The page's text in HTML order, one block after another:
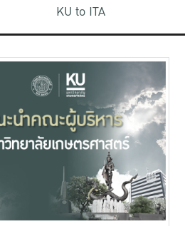
KU to ITA